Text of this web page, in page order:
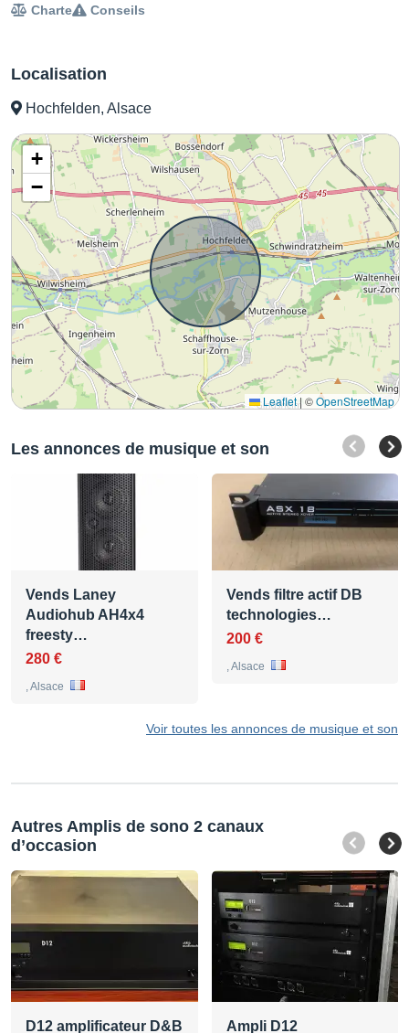
Localisation
Hochfelden, Alsace
+
−
Leaflet| ©OpenStreetMap
Les annonces de musique et son
Vends Laney
Audiohub AH4x4
freesty…
280 €
, Alsace
Vends filtre actif DB
technologies…
200 €
, Alsace
Voir toutes les annonces de musique et son
Charte Conseils
Autres Amplis de sono 2 canaux
d’occasion
D12 amplificateur D&B
Ampli D12